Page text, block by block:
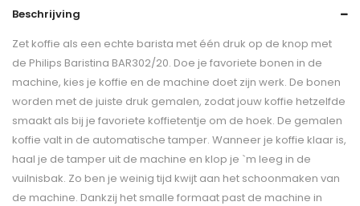
Beschrijving
Zet koffie als een echte barista met één druk op de knop met
de Philips Baristina BAR302/20. Doe je favoriete bonen in de
machine, kies je koffie en de machine doet zijn werk. De bonen
worden met de juiste druk gemalen, zodat jouw koffie hetzelfde
smaakt als bij je favoriete koffietentje om de hoek. De gemalen
koffie valt in de automatische tamper. Wanneer je koffie klaar is,
haal je de tamper uit de machine en klop je `m leeg in de
vuilnisbak. Zo ben je weinig tijd kwijt aan het schoonmaken van
de machine. Dankzij het smalle formaat past de machine in